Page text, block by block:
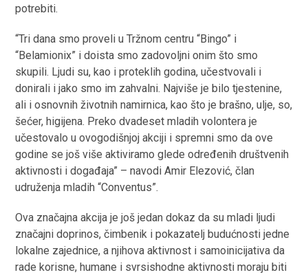
potrebiti.
“Tri dana smo proveli u Tržnom centru “Bingo” i
“Belamionix” i doista smo zadovoljni onim što smo
skupili. Ljudi su, kao i proteklih godina, učestvovali i
donirali i jako smo im zahvalni. Najviše je bilo tjestenine,
ali i osnovnih životnih namirnica, kao što je brašno, ulje, so,
šećer, higijena. Preko dvadeset mladih volontera je
učestovalo u ovogodišnjoj akciji i spremni smo da ove
godine se još više aktiviramo glede određenih društvenih
aktivnosti i događaja” – navodi Amir Elezović, član
udruženja mladih “Conventus”.
Ova značajna akcija je još jedan dokaz da su mladi ljudi
značajni doprinos, čimbenik i pokazatelj budućnosti jedne
lokalne zajednice, a njihova aktivnost i samoinicijativa da
rade korisne, humane i svrsishodne aktivnosti moraju biti